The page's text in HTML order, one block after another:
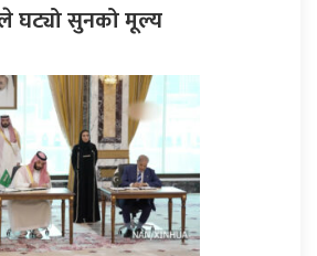
घट्यो सुनको मूल्य